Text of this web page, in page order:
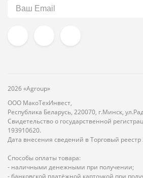
2026 «Agroup»
ООО МакоТехИнвест,
Республика Беларусь, 220070, г.Минск,
Свидетельство о государственной
193910620.
Дата внесения сведений в Торговый
Способы оплаты товара:
- наличными денежными при получении;
- банковской платёжной карточкой при